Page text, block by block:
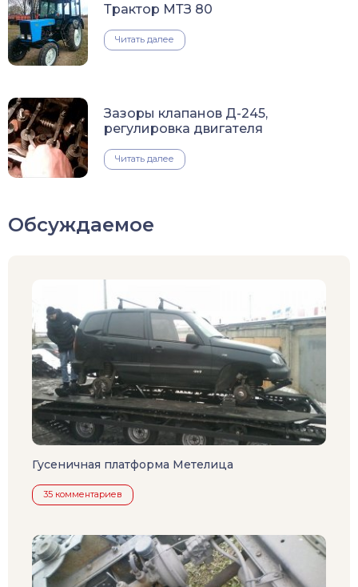
Трактор МТЗ 80
Читать далее
Зазоры клапанов Д-245,
регулировка двигателя
Читать далее
Обсуждаемое
Гусеничная платформа Метелица
35 комментариев